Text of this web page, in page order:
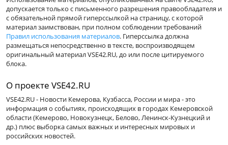
допускается только с письменного разрешения правообладателя и
с обязательной прямой гиперссылкой на страницу, с которой
материал заимствован, при полном соблюдении требований
Правил использования материалов. Гиперссылка должна
размещаться непосредственно в тексте, воспроизводящем
оригинальный материал VSE42.RU, до или после цитируемого
блока.
О проекте VSE42.RU
VSE42.RU - Новости Кемерова, Кузбасса, России и мира - это
информация о событиях, происходящих в городах Кемеровской
области (Кемерово, Новокузнецк, Белово, Ленинск-Кузнецкий и
др.) плюс выборка самых важных и интересных мировых и
российских новостей.